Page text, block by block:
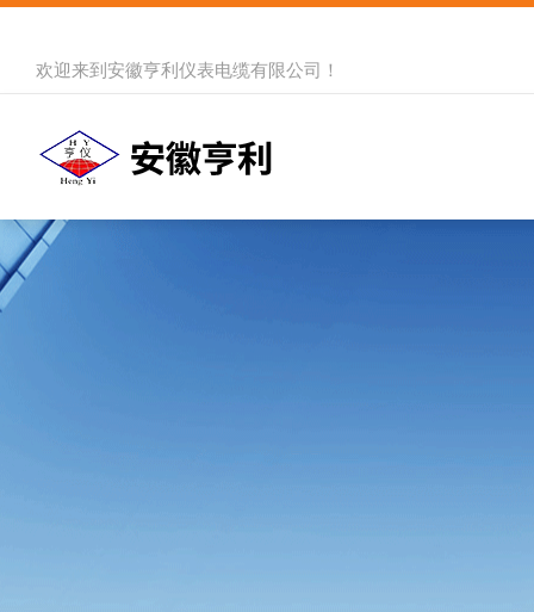
欢迎来到 安徽亨利仪表电缆有限公司 ！